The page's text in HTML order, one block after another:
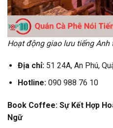
Hoạt động giao lưu tiếng Anh
Địa chỉ:51 24A, An Phú,
Hotline:090 988 76 10
Book Coffee: Sự Kết Hợp
Ngữ